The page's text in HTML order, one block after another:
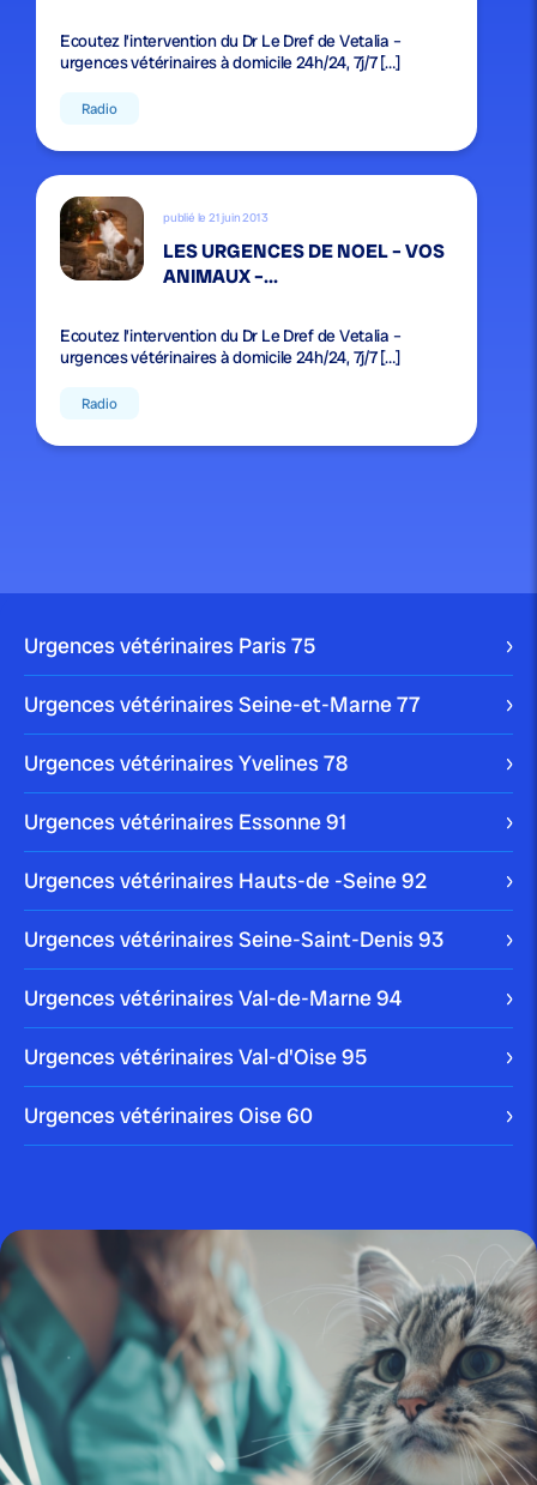
Ecoutez l’intervention du Dr Le Dref de Vetalia –
urgences vétérinaires à domicile 24h/24, 7j/7 […]
Radio
publié le 21 juin 2013
LES URGENCES DE NOEL – VOS
ANIMAUX –...
Ecoutez l’intervention du Dr Le Dref de Vetalia –
urgences vétérinaires à domicile 24h/24, 7j/7 […]
Radio
Urgences vétérinaires Paris75
Urgences vétérinaires Seine-et-Marne77
Urgences vétérinaires Yvelines78
Urgences vétérinaires Essonne91
Urgences vétérinaires Hauts-de -Seine92
Urgences vétérinaires Seine-Saint-Denis93
Urgences vétérinaires Val-de-Marne94
Urgences vétérinaires Val-d'Oise95
Urgences vétérinaires Oise60